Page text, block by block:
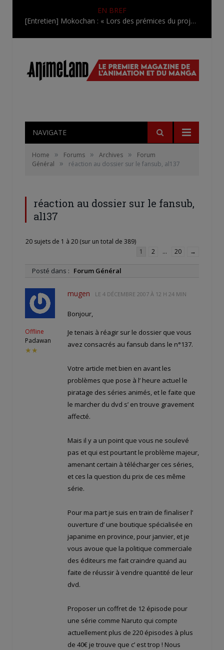
EN BREF
[Entretien] Mokochan : « Lors des prémices du projet, il était déjà demandé de suivre au mieux le manga originel.»
NAVIGATE
Home » Forums » Archives »
Forum
Général
» réaction au dossier sur le fansub, al137
réaction au dossier sur le fansub,
al137
20 sujets de 1 à 20 (sur un total de 389)
1
2 … 20 →
Posté dans : Forum Général
Offline
Padawan
★★
mugen LE 4 DÉCEMBRE 2007 À 12 H 24 MIN
Bonjour,
Je tenais à réagir sur le dossier que vous
avez consacrés au fansub dans le n°137.
Votre article met bien en avant les
problèmes que pose à l’ heure actuel le
piratage des séries animés, et le faite que
le marcher du dvd s’ en trouve gravement
affecté.
Mais il y a un point que vous ne soulevé
pas et qui est pourtant le problème majeur,
amenant certain à télécharger ces séries,
et ces la question du prix de ces même
série.
Pour ma part je suis en train de finaliser l’
ouverture d’ une boutique spécialisée en
japanime en province, pour janvier, et je
vous avoue que la politique commerciale
des éditeurs me fait craindre quand au
faite de réussir à vendre quantité de leur
dvd.
Proposer un coffret de 12 épisode pour
une série comme Naruto qui compte
actuellement plus de 220 épisodes à plus
de 40€ je trouve que c’ est trop ! Nous